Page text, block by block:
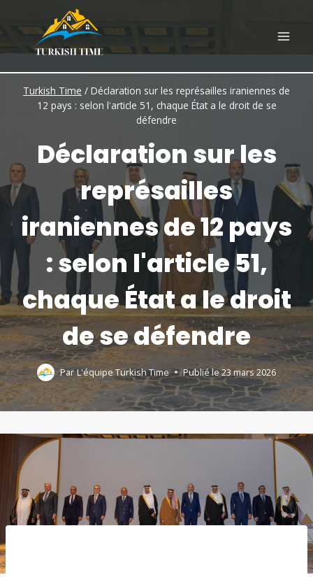
content
Turkish Time / Déclaration sur les représailles iraniennes de
12 pays : selon l'article 51, chaque État a le droit de se
défendre
Déclaration sur les
représailles
iraniennes de 12 pays
: selon l'article 51,
chaque État a le droit
de se défendre
ParL'équipe Turkish Time Publié le23 mars 2026